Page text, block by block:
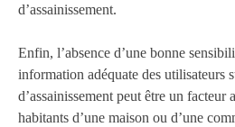
d’assainissement.
Enfin, l’absence d’une bonne
information adéquate des utilisateurs
d’assainissement peut être un facteur
habitants d’une maison ou d’une